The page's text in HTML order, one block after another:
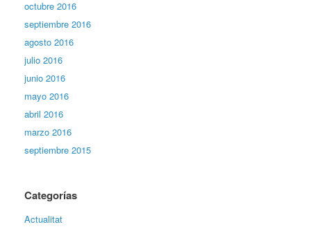
octubre 2016
septiembre 2016
agosto 2016
julio 2016
junio 2016
mayo 2016
abril 2016
marzo 2016
septiembre 2015
Categorías
Actualitat